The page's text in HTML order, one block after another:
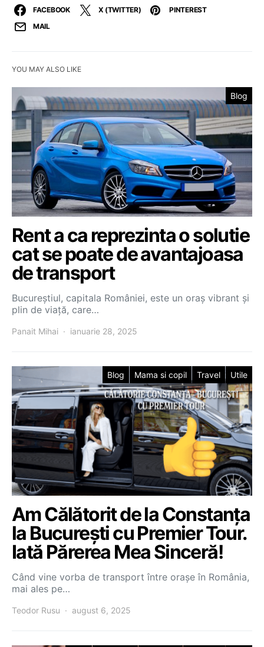
FACEBOOK X (TWITTER)
PINTEREST
MAIL
YOU MAY ALSO LIKE
Blog
Rent a ca reprezinta o solutie
cat se poate de avantajoasa
de transport
Bucureștiul, capitala României, este un oraș vibrant și
plin de viață, care…
Panait Mihai ianuarie 28, 2025
Blog Mama si copil Travel Utile
Am Călătorit de la Constanța
la București cu Premier Tour.
Iată Părerea Mea Sinceră!
Când vine vorba de transport între orașe în România,
mai ales pe…
Teodor Rusu august 6, 2025